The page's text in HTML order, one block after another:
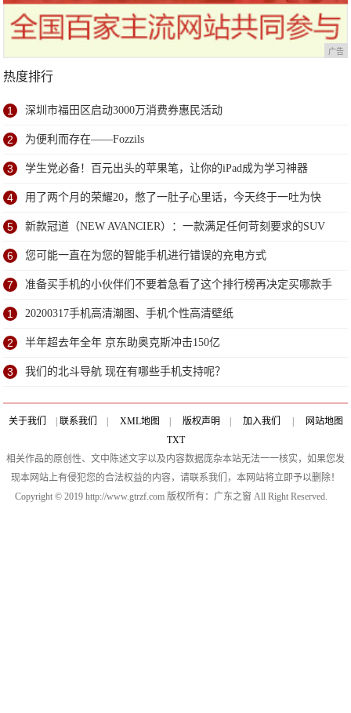
广告
热度排行
1 深圳市福田区启动3000万消费券惠民活动
2 为便利而存在——Fozzils
3 学生党必备！百元出头的苹果笔，让你的iPad成为学习神器
4 用了两个月的荣耀20，憋了一肚子心里话，今天终于一吐为快
5 新款冠道（NEW AVANCIER）：一款满足任何苛刻要求的SUV
6 您可能一直在为您的智能手机进行错误的充电方式
7 准备买手机的小伙伴们不要着急看了这个排行榜再决定买哪款手
机吧
1 20200317手机高清潮图、手机个性高清壁纸
2 半年超去年全年 京东助奥克斯冲击150亿
3 我们的北斗导航 现在有哪些手机支持呢？
关于我们 联系我们 XML地图 版权声明 加入我们
网站地图
TXT
相关作品的原创性、文中陈述文字以及内容数据庞杂本站无法一一核实，如果您发
现本网站上有侵犯您的合法权益的内容，请联系我们，本网站将立即予以删除！
Copyright © 2019 http://www.gtrzf.com 版权所有：广东之窗 All Right Reserved.